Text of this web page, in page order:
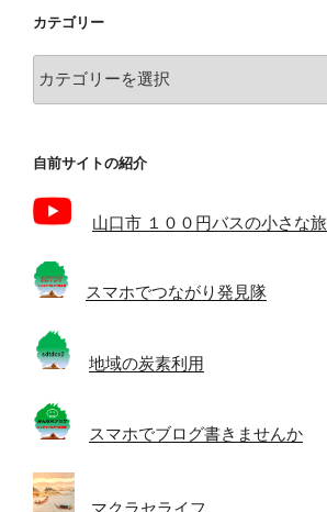
カテゴリー
テ
ー
自前サイトの紹介
山口市 １００円バスの小さな旅
スマホでつながり発見隊
地域の炭素利用
スマホでブログ書きませんか
マクラセライフ